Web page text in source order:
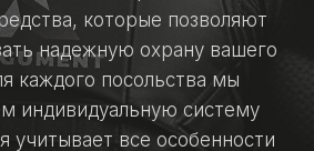
которые позволяют
надежную охрану вашего
каждого посольства мы
индивидуальную систему
учитывает все особенности